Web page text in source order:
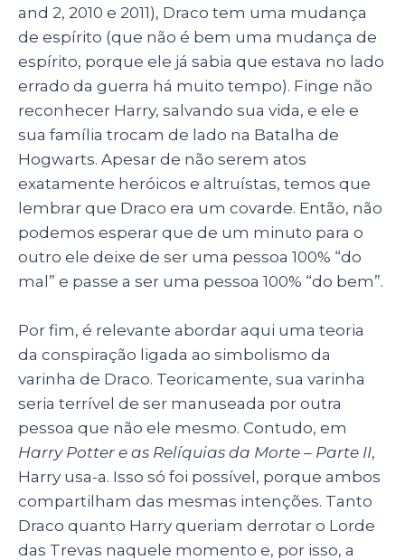
and 2, 2010 e 2011), Draco tem uma mudança
de espírito (que não é bem uma mudança de
espírito, porque ele já sabia que estava no lado
errado da guerra há muito tempo). Finge não
reconhecer Harry, salvando sua vida, e ele e
sua família trocam de lado na Batalha de
Hogwarts. Apesar de não serem atos
exatamente heróicos e altruístas, temos que
lembrar que Draco era um covarde. Então, não
podemos esperar que de um minuto para o
outro ele deixe de ser uma pessoa 100% “do
mal” e passe a ser uma pessoa 100% “do bem”.
Por fim, é relevante abordar aqui uma teoria
da conspiração ligada ao simbolismo da
varinha de Draco. Teoricamente, sua varinha
seria terrível de ser manuseada por outra
pessoa que não ele mesmo. Contudo, em
Harry Potter e as Relíquias da Morte – Parte II,
Harry usa-a. Isso só foi possível, porque ambos
compartilham das mesmas intenções. Tanto
Draco quanto Harry queriam derrotar o Lorde
das Trevas naquele momento e, por isso, a